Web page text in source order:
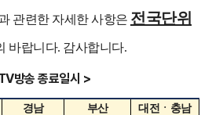
관련한 자세한 사항은 전국단위
바랍니다. 감사합니다.
방송 종료일시 >
경남 부산 대전ㆍ충남